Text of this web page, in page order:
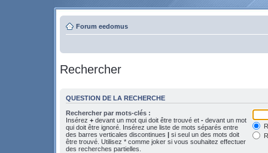
Forum eedomus
Rechercher
QUESTION DE LA RECHERCHE
Rechercher par mots-clés :
Insérez + devant un mot qui doit être trouvé et - devant un mot
qui doit être ignoré. Insérez une liste de mots séparés entre
des barres verticales discontinues | si seul un des mots doit
être trouvé. Utilisez * comme joker si vous souhaitez effectuer
des recherches partielles.